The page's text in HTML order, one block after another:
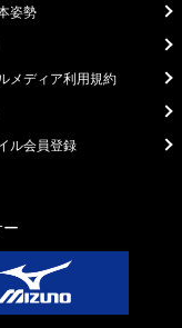
姿勢
メディア利用規約
ル会員登録